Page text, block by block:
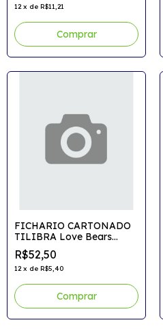
12 x de R$11,21
Comprar
FICHARIO CARTONADO
TILIBRA Love Bears
C/Elastico
R$52,50
12 x de R$5,40
Comprar